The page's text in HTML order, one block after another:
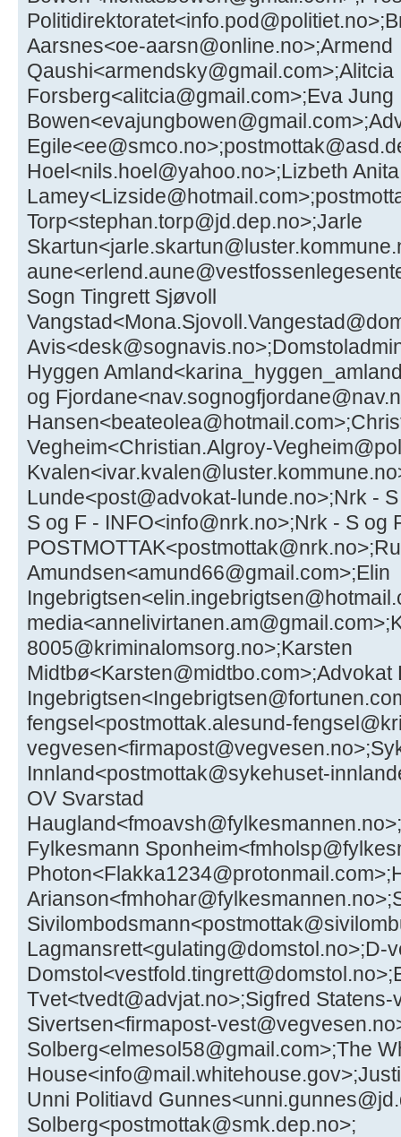
Aarsnes<oe-aarsn@online.no>;Armend
Qaushi<armendsky@gmail.com>;Alitcia
Forsberg<alitcia@gmail.com>;Eva Jung
Hoel<nils.hoel@yahoo.no>;Lizbeth Anita
Torp<stephan.torp@jd.dep.no>;Jarle
Sogn Tingrett Sjøvoll
Hyggen
og
Vegheim<Christian.Algroy-
Lunde<post@advokat-lunde.no>;Nrk -
S og F - INFO<info@nrk.no>;Nrk - S og
Amundsen<amund66@gmail.com>;Elin
8005@kriminalomsorg.no>;Karsten
Midtbø<Karsten@midtbo.com>;Advokat
fengsel<postmottak.alesund-
Innland<postmottak@sykehuset-
OV Svarstad
Fylkesmann
Lagmansrett<gulating@domstol.no>;D-
Tvet<tvedt@advjat.no>;Sigfred Statens-
Sivertsen<firmapost-
Solberg<elmesol58@gmail.com>;The
Unni Politiavd
Solberg<postmottak@smk.dep.no>;